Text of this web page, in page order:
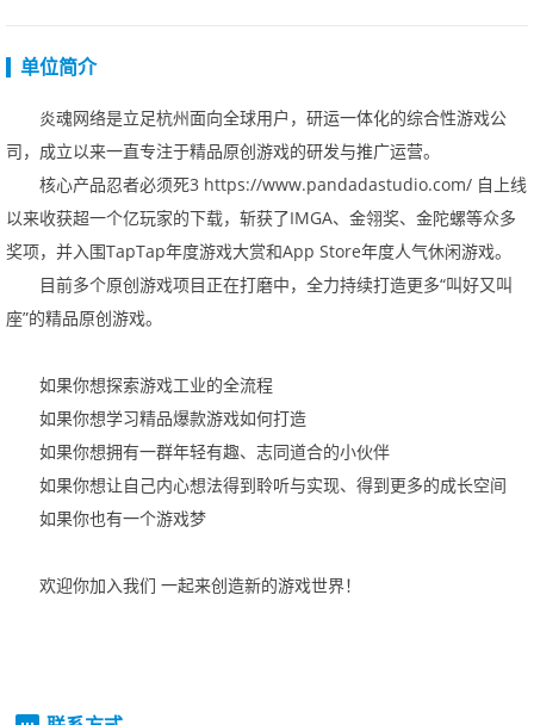
单位简介
炎魂网络是立足杭州面向全球用户，研运一体化的综合性游戏公
司，成立以来一直专注于精品原创游戏的研发与推广运营。
核心产品忍者必须死3 https://www.pandadastudio.com/ 自上线
以来收获超一个亿玩家的下载，斩获了IMGA、金翎奖、金陀螺等众多
奖项，并入围TapTap年度游戏大赏和AppStore年度人气休闲游戏。
目前多个原创游戏项目正在打磨中，全力持续打造更多“叫好又叫
座”的精品原创游戏。
如果你想探索游戏工业的全流程
如果你想学习精品爆款游戏如何打造
如果你想拥有一群年轻有趣、志同道合的小伙伴
如果你想让自己内心想法得到聆听与实现、得到更多的成长空间
如果你也有一个游戏梦
欢迎你加入我们 一起来创造新的游戏世界！